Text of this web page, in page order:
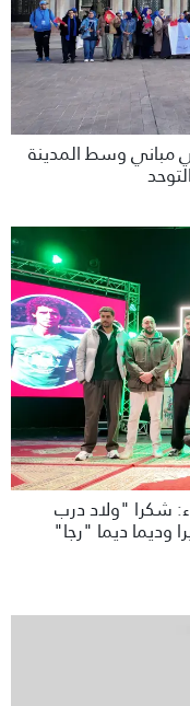
مباني وسط المدينة
شكرا "ولاد درب
وديما ديما "رجا"